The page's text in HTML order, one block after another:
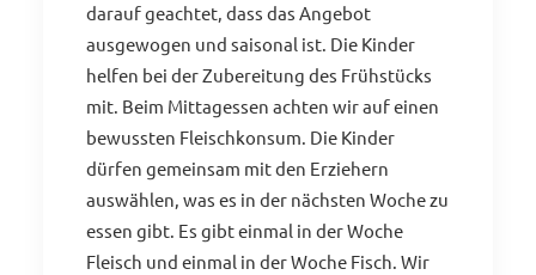
darauf geachtet, dass das Angebot
ausgewogen und saisonal ist. Die Kinder
helfen bei der Zubereitung des Frühstücks
mit. Beim Mittagessen achten wir auf einen
bewussten Fleischkonsum. Die Kinder
dürfen gemeinsam mit den Erziehern
auswählen, was es in der nächsten Woche zu
essen gibt. Es gibt einmal in der Woche
Fleisch und einmal in der Woche Fisch. Wir